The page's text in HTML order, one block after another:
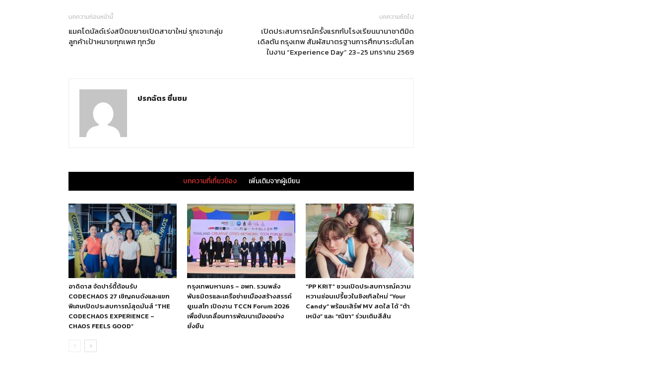
บทความก่อนหน้านี้
แมคโดนัลด์เร่งสปีดขยายเปิดสาขาใหม่ รุกเจาะกลุ่ม
ลูกค้าเป้าหมายทุกเพศ ทุกวัย
บทความถัดไป
เปิดประสบการณ์ครั้งแรกกับโรงเรียนนานาชาติมิด
เดิลตัน กรุงเทพ สัมผัสมาตรฐานการศึกษาระดับโลก
ในงาน “Experience Day” 23-25 มกราคม 2569
ปรกฉัตร ชื่นชม
บทความที่เกี่ยวข้อง เพิ่มเติมจากผู้เขียน
อาดิดาส จัดปาร์ตี้ต้อนรับ
CODECHAOS 27 เชิญคนดังและแขก
พิเศษเปิดประสบการณ์สุดมันส์ “THE
CODECHAOS EXPERIENCE –
CHAOS FEELS GOOD”
กรุงเทพมหานคร – อพท. รวมพลัง
พันธมิตรและเครือข่ายเมืองสร้างสรรค์
ยูเนสโก เปิดงาน TCCN Forum 2026
เพื่อขับเคลื่อนการพัฒนาเมืองอย่าง
ยั่งยืน
“PP KRIT” ชวนเปิดประสบการณ์ความ
หวานซ่อนเปรี้ยวในซิงเกิลใหม่ “Your
Candy” พร้อมเสิร์ฟ MV สดใส ได้ “ต้า
เหนิง” และ “ณิชา” ร่วมเติมสีสัน